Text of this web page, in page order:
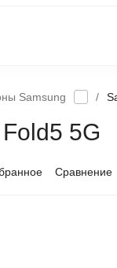
Samsung /
5G
Сравнение